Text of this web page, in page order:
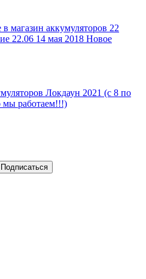
магазин аккумуляторов 22
22.06 14 мая 2018 Новое
Локдаун 2021 (с 8 по
работаем!!!)
Подписаться